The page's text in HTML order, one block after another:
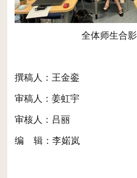
全体师生合影
撰稿人： 王金銮
审稿人：姜虹宇
审核人： 吕丽
编 辑： 李婼岚